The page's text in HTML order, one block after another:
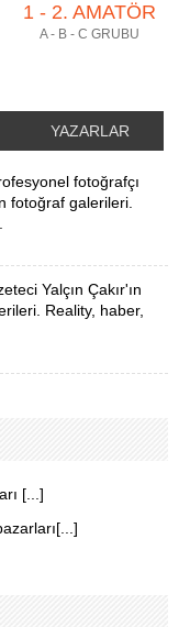
1 - 2. AMATÖR
A - B - C GRUBU
YAZARLAR
fotoğrafçı
fotoğraf galerileri.
Yalçın Çakır'ın
Reality, haber,
[...]